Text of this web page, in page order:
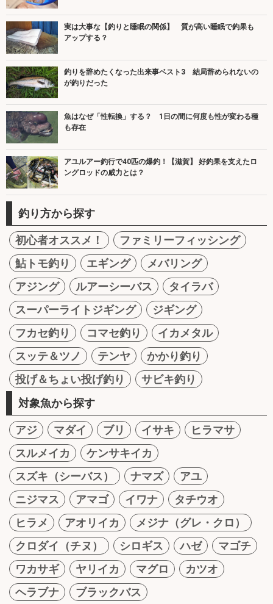
実は大事な【釣りと睡眠の関係】 質が高い睡眠で釣果も
アップする？
釣りを辞めたくなった出来事ベスト3 結局辞められないの
が釣りだった
魚はなぜ「性転換」する？ 1日の間に何度も性が変わる種
も存在
アユルアー釣行で40匹の爆釣！【滋賀】 好釣果を支えたロ
ングロッドの威力とは？
釣り方から探す
初心者オススメ！
ファミリーフィッシング
鮎トモ釣り
エギング
メバリング
アジング
ルアーシーバス
タイラバ
スーパーライトジギング
ジギング
フカセ釣り
コマセ釣り
イカメタル
スッテ＆ツノ
テンヤ
かかり釣り
投げ＆ちょい投げ釣り
サビキ釣り
対象魚から探す
アジ マダイ ブリ イサキ
ヒラマサ
スルメイカ
ケンサキイカ
スズキ（シーバス）
ナマズ
アユ
ニジマス
アマゴ イワナ
タチウオ
ヒラメ
アオリイカ
メジナ（グレ・クロ）
クロダイ（チヌ）
シロギス ハゼ
マゴチ
ワカサギ
ヤリイカ マグロ
カツオ
ヘラブナ
ブラックバス